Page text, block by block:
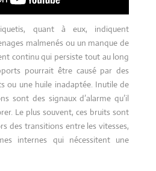
quant à eux, indiquent
malmenés ou un manque de
continu qui persiste tout au long
pourrait être causé par des
ou une huile inadaptée. Inutile de
sont des signaux d’alarme qu’il
Le plus souvent, ces bruits sont
des transitions entre les vitesses,
internes qui nécessitent une